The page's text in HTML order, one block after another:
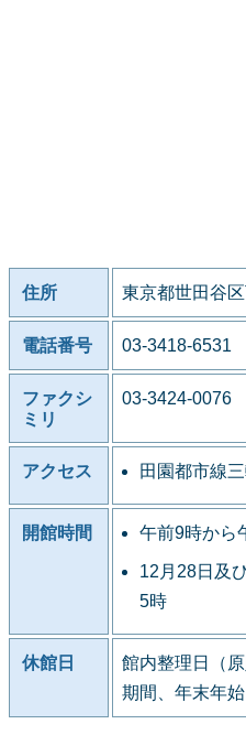
住所 東京都世田谷
電話番号 03-3418-6531
ファクシ
ミリ
03-3424-0076
アクセス 田園都市線
開館時間 午前9時から
12月28日及
5時
休館日
館内整理日（
期間、年末年始